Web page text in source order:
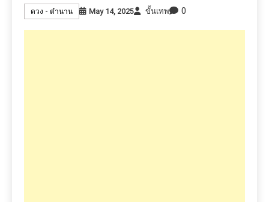
ดวง - ตำนาน May 14, 2025 ขั้นเทพ 0